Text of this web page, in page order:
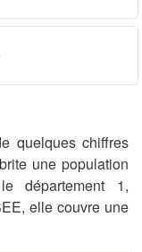
quelques chiffres
une population
département 1,
elle couvre une